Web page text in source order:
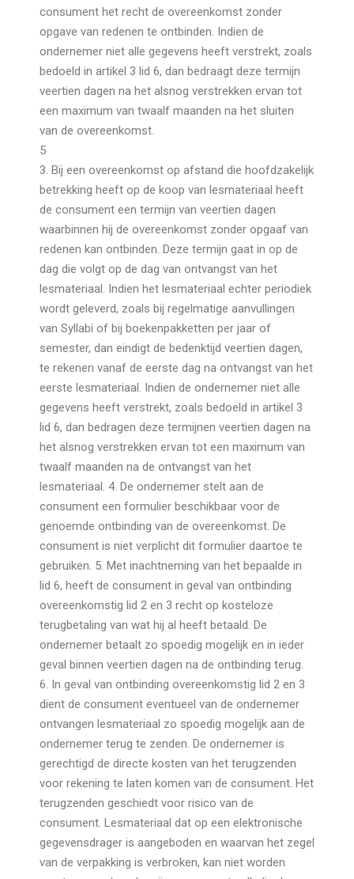
consument het recht de overeenkomst zonder
opgave van redenen te ontbinden. Indien de
ondernemer niet alle gegevens heeft verstrekt, zoals
bedoeld in artikel 3 lid 6, dan bedraagt deze termijn
veertien dagen na het alsnog verstrekken ervan tot
een maximum van twaalf maanden na het sluiten
van de overeenkomst.
5
3. Bij een overeenkomst op afstand die hoofdzakelijk
betrekking heeft op de koop van lesmateriaal heeft
de consument een termijn van veertien dagen
waarbinnen hij de overeenkomst zonder opgaaf van
redenen kan ontbinden. Deze termijn gaat in op de
dag die volgt op de dag van ontvangst van het
lesmateriaal. Indien het lesmateriaal echter periodiek
wordt geleverd, zoals bij regelmatige aanvullingen
van Syllabi of bij boekenpakketten per jaar of
semester, dan eindigt de bedenktijd veertien dagen,
te rekenen vanaf de eerste dag na ontvangst van het
eerste lesmateriaal. Indien de ondernemer niet alle
gegevens heeft verstrekt, zoals bedoeld in artikel 3
lid 6, dan bedragen deze termijnen veertien dagen na
het alsnog verstrekken ervan tot een maximum van
twaalf maanden na de ontvangst van het
lesmateriaal. 4. De ondernemer stelt aan de
consument een formulier beschikbaar voor de
genoemde ontbinding van de overeenkomst. De
consument is niet verplicht dit formulier daartoe te
gebruiken. 5. Met inachtneming van het bepaalde in
lid 6, heeft de consument in geval van ontbinding
overeenkomstig lid 2 en 3 recht op kosteloze
terugbetaling van wat hij al heeft betaald. De
ondernemer betaalt zo spoedig mogelijk en in ieder
geval binnen veertien dagen na de ontbinding terug.
6. In geval van ontbinding overeenkomstig lid 2 en 3
dient de consument eventueel van de ondernemer
ontvangen lesmateriaal zo spoedig mogelijk aan de
ondernemer terug te zenden. De ondernemer is
gerechtigd de directe kosten van het terugzenden
voor rekening te laten komen van de consument. Het
terugzenden geschiedt voor risico van de
consument. Lesmateriaal dat op een elektronische
gegevensdrager is aangeboden en waarvan het zegel
van de verpakking is verbroken, kan niet worden